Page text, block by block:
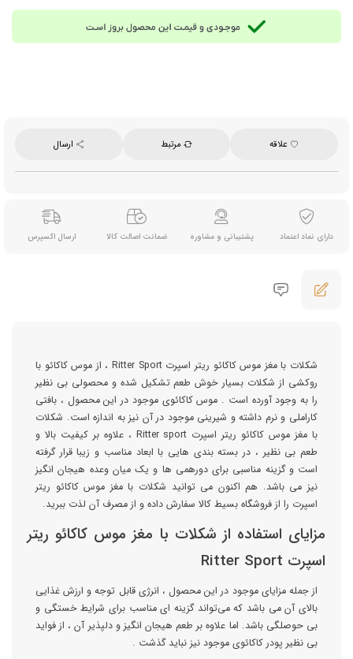
امولسیفایر لسیتین (سویا) - فاقد رنگ و طعم دهنده مصنوعی
توجه:
این محصول دارای سویا و شیر است و برای افرادی که به این مواد حساسیت دارند مناسب
علاقه مرتبط ارسال
دارای نماد اعتماد پشتیبانی و مشاوره ضمانت اصالت کالا ارسال اکسپرس
شکلات با مغز موس کاکائو ریتر اسپرت Ritter Sport ، از موس کاکائو با
روکشی از شکلات بسیار خوش طعم تشکیل شده و محصولی بی نظیر
را به وجود آورده است . موس کاکائوی موجود در این محصول ، بافتی
کاراملی و نرم داشته و شیرینی موجود در آن نیز به اندازه است. شکلات
با مغز موس کاکائو ریتر اسپرت Ritter sport ، علاوه بر کیفیت بالا و
طعم بی نظیر ، در بسته بندی هایی با ابعاد مناسب و زیبا قرار گرفته
است و گزینه مناسبی برای دورهمی ها و یک میان وعده هیجان انگیز
نیز می باشد. هم اکنون می توانید شکلات با مغز موس کاکائو ریتر
اسپرت را از فروشگاه بسیط کالا سفارش داده و از مصرف آن لذت ببرید.
مزایای استفاده از شکلات با مغز موس کاکائو ریتر
اسپرت Ritter Sport
از جمله مزایای موجود در این محصول ، انرژی قابل توجه و ارزش غذایی
بالای آن می باشد که می‌تواند گزینه ای مناسب برای شرایط خستگی و
بی حوصلگی باشد. اما علاوه بر طعم هیجان انگیز و دلپذیر آن ، از فواید
بی نظیر پودر کاکائوی موجود نیز نباید گذشت .